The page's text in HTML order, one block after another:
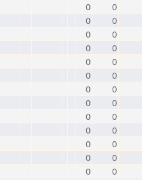
0
0
0
0
0
0
0
0
0
0
0
0
0
0
0
0
0
0
0
0
0
0
0
0
0 0